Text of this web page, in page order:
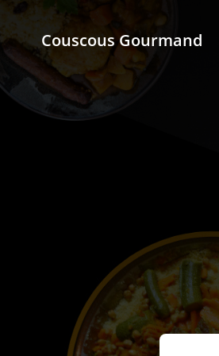
Couscous Gourmand